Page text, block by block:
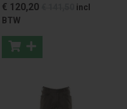
€ 120,20
incl
BTW